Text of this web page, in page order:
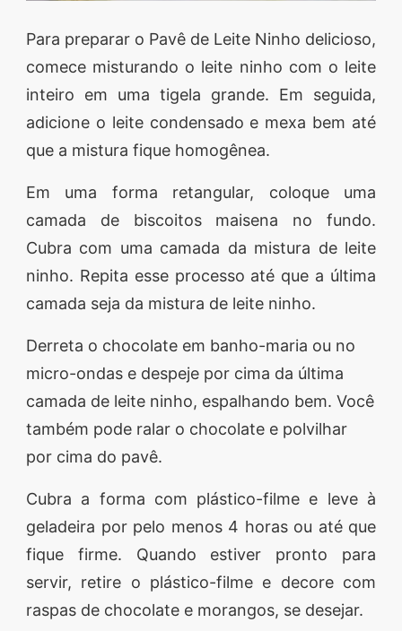
Para preparar o Pavê de Leite Ninho delicioso,
comece misturando o leite ninho com o leite
inteiro em uma tigela grande. Em seguida,
adicione o leite condensado e mexa bem até
que a mistura fique homogênea.
Em uma forma retangular, coloque uma
camada de biscoitos maisena no fundo.
Cubra com uma camada da mistura de leite
ninho. Repita esse processo até que a última
camada seja da mistura de leite ninho.
Derreta o chocolate em banho-maria ou no
micro-ondas e despeje por cima da última
camada de leite ninho, espalhando bem. Você
também pode ralar o chocolate e polvilhar
por cima do pavê.
Cubra a forma com plástico-filme e leve à
geladeira por pelo menos 4 horas ou até que
fique firme. Quando estiver pronto para
servir, retire o plástico-filme e decore com
raspas de chocolate e morangos, se desejar.